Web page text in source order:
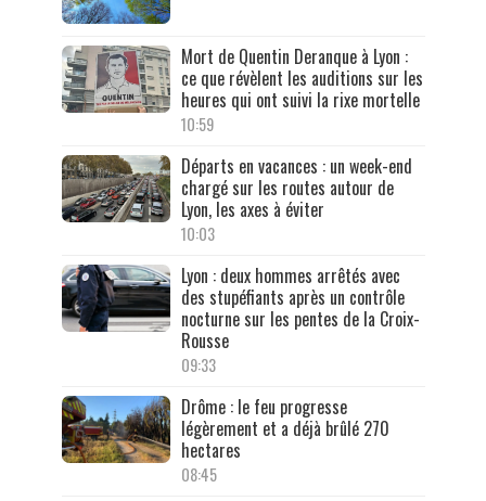
Mort de Quentin Deranque à Lyon :
ce que révèlent les auditions sur les
heures qui ont suivi la rixe mortelle
10:59
Départs en vacances : un week-end
chargé sur les routes autour de
Lyon, les axes à éviter
10:03
Lyon : deux hommes arrêtés avec
des stupéfiants après un contrôle
nocturne sur les pentes de la Croix-
Rousse
09:33
Drôme : le feu progresse
légèrement et a déjà brûlé 270
hectares
08:45